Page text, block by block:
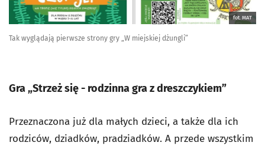
fot. MAT
Tak wyglądają pierwsze strony gry „W miejskiej dżungli”
Gra „Strzeż się - rodzinna gra z dreszczykiem”
Przeznaczona już dla małych dzieci, a także dla ich
rodziców, dziadków, pradziadków. A przede wszystkim